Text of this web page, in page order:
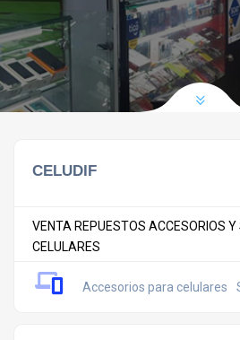
CELUDIF
VENTA REPUESTOS ACCESORIOS Y
CELULARES
Accesorios para celulares